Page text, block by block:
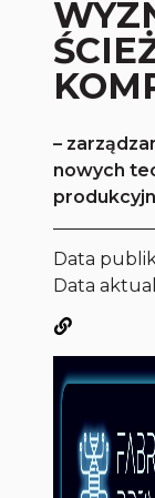
–
nowych
Data
Data